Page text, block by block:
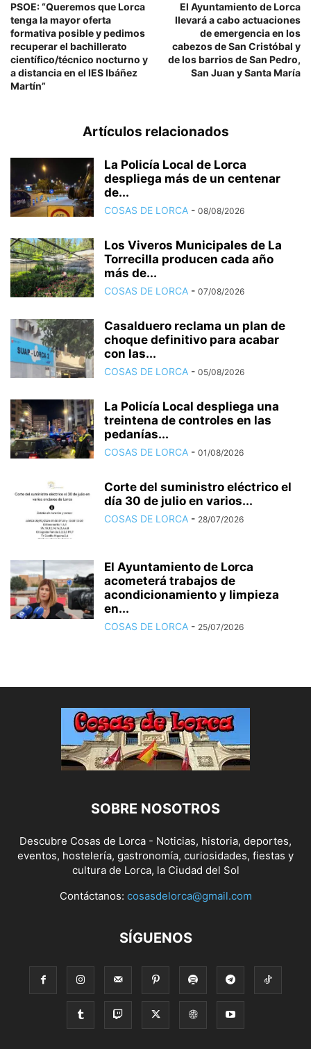
PSOE: “Queremos que Lorca
tenga la mayor oferta
formativa posible y pedimos
recuperar el bachillerato
científico/técnico nocturno y
a distancia en el IES Ibáñez
Martín”
El Ayuntamiento de Lorca
llevará a cabo actuaciones
de emergencia en los
cabezos de San Cristóbal y
de los barrios de San Pedro,
San Juan y Santa María
Artículos relacionados
La Policía Local de Lorca
despliega más de un centenar
de...
COSAS DE LORCA - 08/08/2026
Los Viveros Municipales de La
Torrecilla producen cada año
más de...
COSAS DE LORCA - 07/08/2026
Casalduero reclama un plan de
choque definitivo para acabar
con las...
COSAS DE LORCA - 05/08/2026
La Policía Local despliega una
treintena de controles en las
pedanías...
COSAS DE LORCA - 01/08/2026
Corte del suministro eléctrico el
día 30 de julio en varios...
COSAS DE LORCA - 28/07/2026
El Ayuntamiento de Lorca
acometerá trabajos de
acondicionamiento y limpieza
en...
COSAS DE LORCA - 25/07/2026
SOBRE NOSOTROS
Descubre Cosas de Lorca - Noticias, historia, deportes,
eventos, hostelería, gastronomía, curiosidades, fiestas y
cultura de Lorca, la Ciudad del Sol
Contáctanos: cosasdelorca@gmail.com
SÍGUENOS